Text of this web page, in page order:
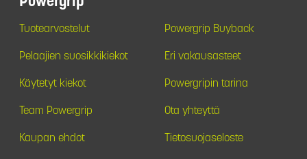
Tuotearvostelut Powergrip Buyback
Pelaajien suosikkikiekot Eri vakausasteet
Käytetyt kiekot Powergripin tarina
Team Powergrip Ota yhteyttä
Kaupan ehdot Tietosuojaseloste